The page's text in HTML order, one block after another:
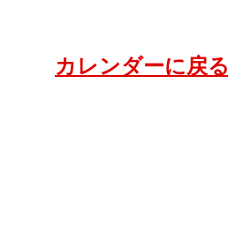
カレンダーに戻る